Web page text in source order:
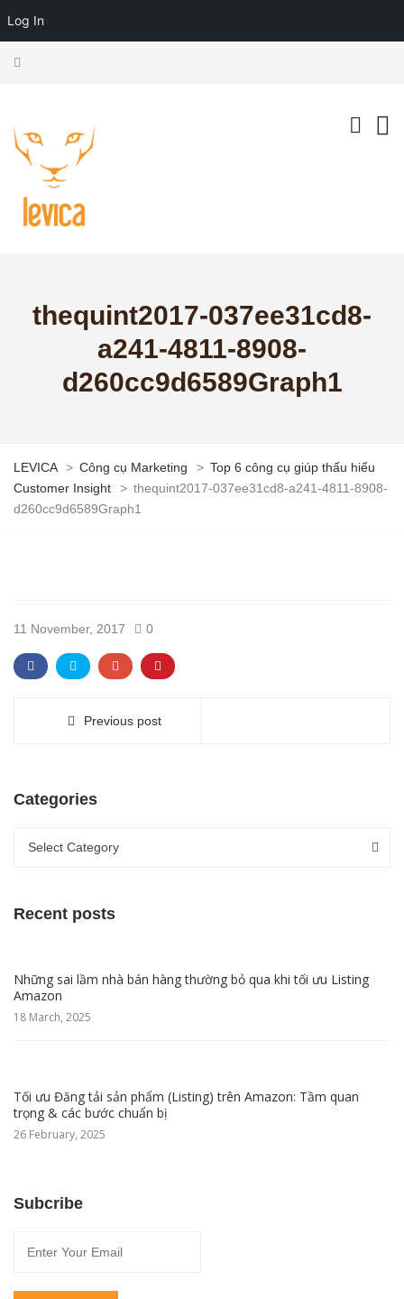
thequint2017-037ee31cd8-
a241-4811-8908-
d260cc9d6589Graph1
LEVICA > Công cụ Marketing > Top 6 công cụ giúp thấu hiểu
Customer Insight
> thequint2017-037ee31cd8-a241-4811-8908-
d260cc9d6589Graph1
11 November, 2017 0
Previous post
Categories
Select Category
Recent posts
Những sai lầm nhà bán hàng thường bỏ qua khi tối ưu Listing
Amazon
18 March, 2025
Tối ưu Đăng tải sản phẩm (Listing) trên Amazon: Tầm quan
trọng & các bước chuẩn bị
26 February, 2025
Subcribe
Log In